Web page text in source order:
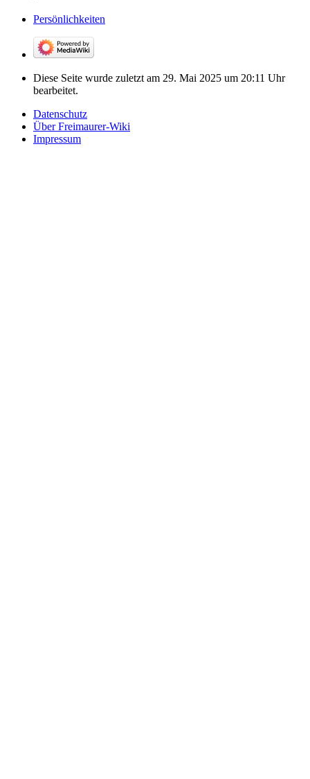
Persönlichkeiten
Diese Seite wurde zuletzt am 29. Mai 2025 um 20:11 Uhr
bearbeitet.
Datenschutz
Über Freimaurer-Wiki
Impressum